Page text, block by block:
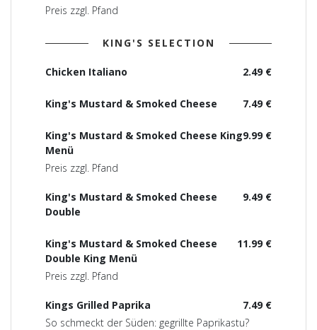
Preis zzgl. Pfand
KING'S SELECTION
2.49 €
Chicken Italiano
7.49 €
King's Mustard & Smoked Cheese
9.99 €
King's Mustard & Smoked Cheese King
Menü
Preis zzgl. Pfand
9.49 €
King's Mustard & Smoked Cheese
Double
11.99 €
King's Mustard & Smoked Cheese
Double King Menü
Preis zzgl. Pfand
7.49 €
Kings Grilled Paprika
So schmeckt der Süden: gegrillte Paprikastu?